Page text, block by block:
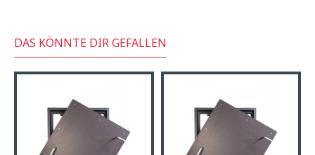
DAS KÖNNTE DIR GEFALLEN